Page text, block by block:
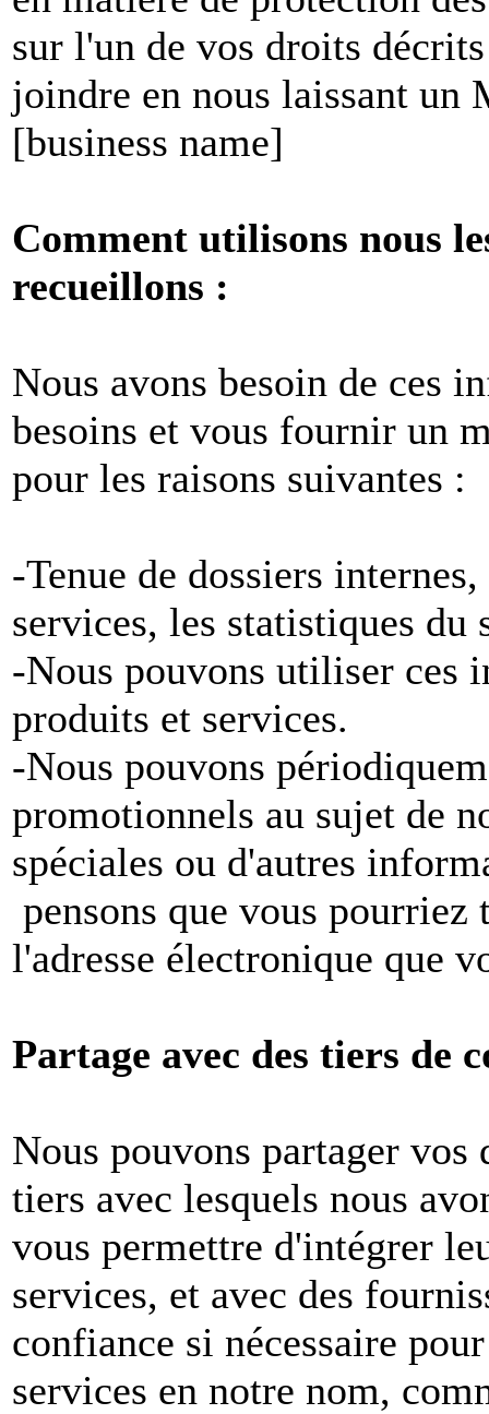
sur l'un de vos droits
joindre en nous laissant un
[business name]
Comment utilisons nous
recueillons :
Nous avons besoin de ces
besoins et vous fournir un
pour les raisons suivantes :
-Tenue de dossiers
services, les statistiques du
-Nous pouvons utiliser ces
produits et services.
-Nous pouvons
promotionnels au sujet de
spéciales ou d'autres
pensons que vous
l'adresse électronique que
Partage avec des tiers de
Nous pouvons partager vos
tiers avec lesquels nous
vous permettre d'intégrer
services, et avec des
confiance si nécessaire
services en notre nom,